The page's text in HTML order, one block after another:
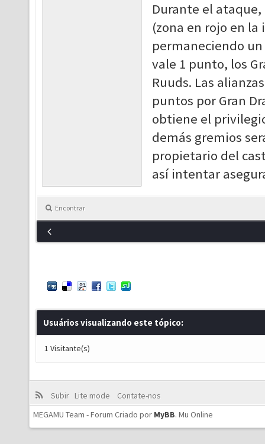
Durante el
(zona en rojo en la
permaneciendo
vale 1 punto, los
Ruuds. Las
puntos por Gran
obtiene el
demás gremios
propietario del
así intentar
Encontrar
Usuários visualizando este tópico:
1 Visitante(s)
Subir Lite mode
Contate-nos
MEGAMU Team - Forum Criado por MyBB. Mu Online